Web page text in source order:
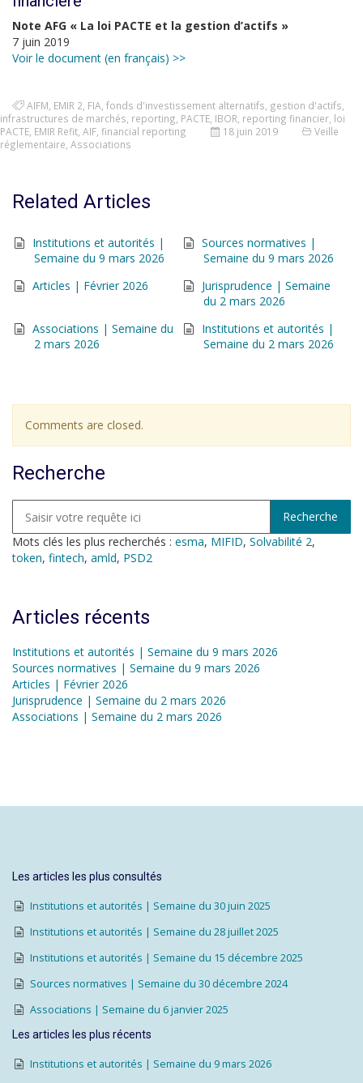
Note AFG « La loi PACTE et la gestion d’actifs »
7 juin 2019
Voir le document (en français) >>
AIFM EMIR 2 FIA fonds d'investissement alternatifs gestion d'actifs
infrastructures de marchés reporting PACTE IBOR reporting financier loi
PACTE EMIR Refit AIF financial reporting 18 juin 2019
Veille
réglementaire Associations
Related Articles
Institutions et autorités |
Semaine du 9 mars 2026
Sources normatives |
Semaine du 9 mars 2026
Articles | Février 2026
Jurisprudence | Semaine
du 2 mars 2026
Associations | Semaine du
2 mars 2026
Institutions et autorités |
Semaine du 2 mars 2026
Comments are closed.
Recherche
Mots clés les plus recherchés : esma, MIFID, Solvabilité 2,
token, fintech, amld, PSD2
Articles récents
Institutions et autorités | Semaine du 9 mars 2026
Sources normatives | Semaine du 9 mars 2026
Articles | Février 2026
Jurisprudence | Semaine du 2 mars 2026
Associations | Semaine du 2 mars 2026
Les articles les plus consultés
Institutions et autorités | Semaine du 30 juin 2025
Institutions et autorités | Semaine du 28 juillet 2025
Institutions et autorités | Semaine du 15 décembre 2025
Sources normatives | Semaine du 30 décembre 2024
Associations | Semaine du 6 janvier 2025
Les articles les plus récents
Institutions et autorités | Semaine du 9 mars 2026